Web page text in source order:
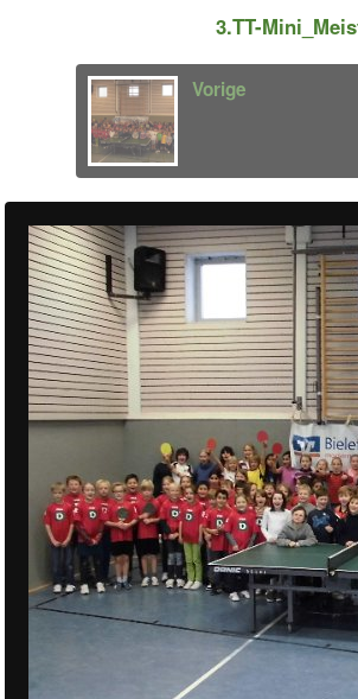
3.TT-
Vorige